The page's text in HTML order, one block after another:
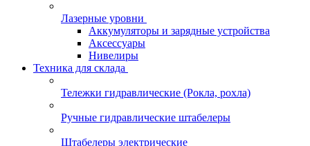
Лазерные уровни
Аккумуляторы и зарядные устройства
Аксессуары
Нивелиры
Техника для склада
Тележки гидравлические (Рокла, рохла)
Ручные гидравлические штабелеры
Штабелеры электрические